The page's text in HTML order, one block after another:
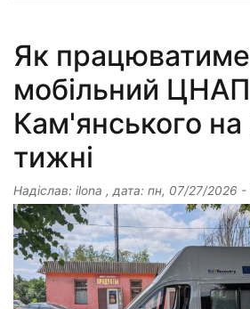
Як працюватиме
мобільний ЦНАП
Кам'янського
тижні
Надіслав: ilona , дата: пн, 07/27/2026 -